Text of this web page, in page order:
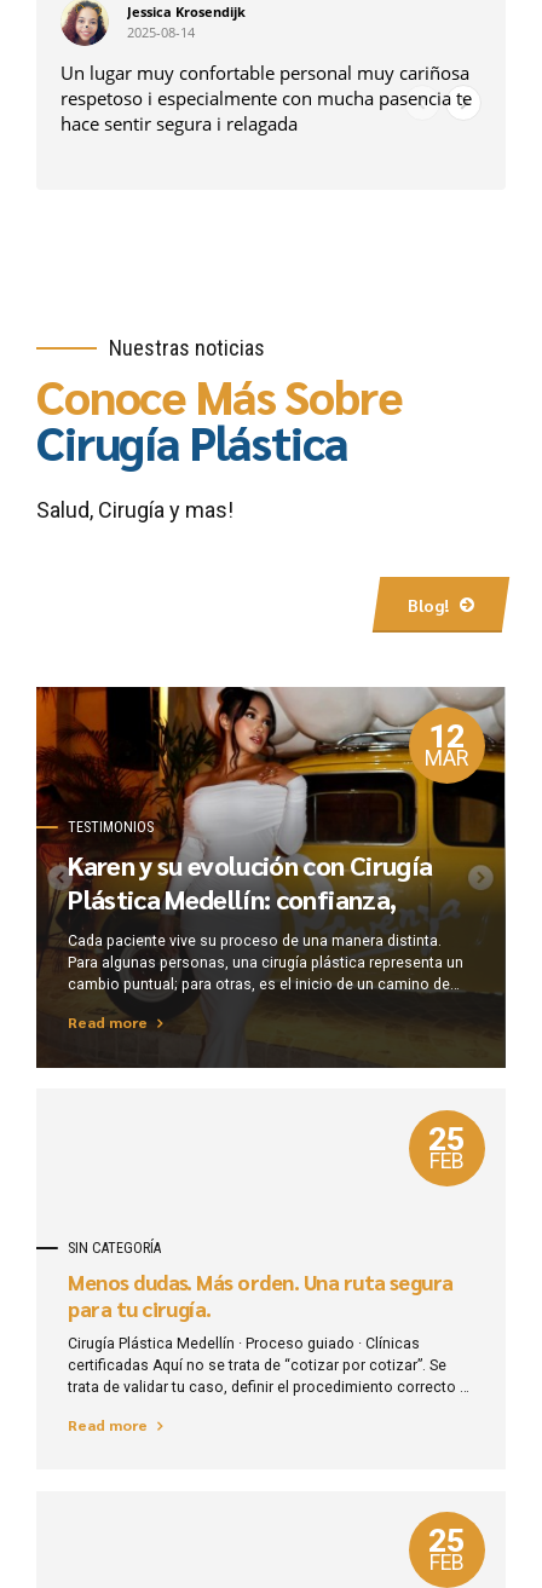
Jessica Krosendijk
2025-08-14
muy confortable personal muy cariñosa
i especialmente con mucha pasencia te
segura i relagada
Súper
personal en
estuvo
Nuestras noticias
Conoce Más Sobre
Cirugía Plástica
Salud, Cirugía y mas!
Blog!
TESTIMONIOS
12
MAR
Karen y su evolución con Cirugía
Plástica Medellín: confianza,
acompañamiento y resultados en el
tiempo
Cada paciente vive su proceso de una manera distinta.
Para algunas personas, una cirugía plástica representa un
cambio puntual; para otras, es el inicio de un camino de
transformación que se construye con el tiempo, la
confianza y el acompañamiento adecuado. La historia de
comenzó en el año...
Read more
SIN CATEGORÍA
25
FEB
Menos dudas. Más orden. Una ruta segura
para tu cirugía.
Cirugía Plástica Medellín · Proceso guiado · Clínicas
certificadas Aquí no se trata de “cotizar por cotizar”. Se
trata de validar tu caso, definir el procedimiento correcto y
decisiones caras y arrepentimientos. Hablar por WhatsApp
Read more
25
FEB